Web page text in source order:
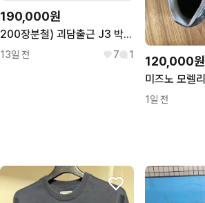
190,000원
200장분철) 괴담출근 J3 박민성 브라운 류재관 포카 포토카드
13일 전 7 1 120,000원
미즈노 모렐
1일 전